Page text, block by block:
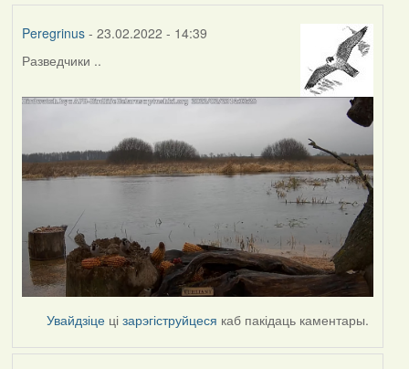
Peregrinus- 23.02.2022 - 14:39
Разведчики ..
Увайдзіце цізарэгіструйцеся каб пакідаць каментары.